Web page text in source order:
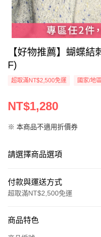
【好物推薦】蝴蝶結
F)
超取滿NT$2,500免運 國家/地
NT$1,280
※ 本商品不適用折價券
請選擇商品選項
付款與運送方式
超取滿NT$2,500免運
信用卡一次付款
商品特色